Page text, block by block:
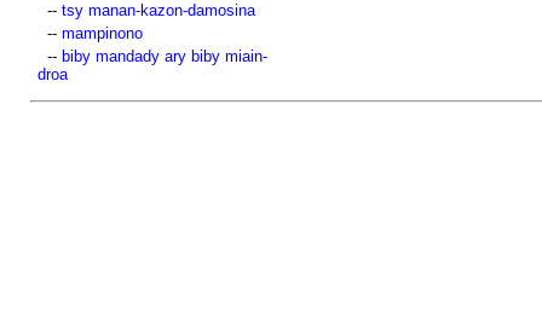
-- tsy manan-kazon-damosina
-- mampinono
-- biby mandady ary biby miain-
droa